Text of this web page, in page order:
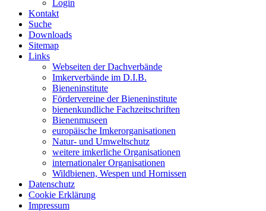
Login
Kontakt
Suche
Downloads
Sitemap
Links
Webseiten der Dachverbände
Imkerverbände im D.I.B.
Bieneninstitute
Fördervereine der Bieneninstitute
bienenkundliche Fachzeitschriften
Bienenmuseen
europäische Imkerorganisationen
Natur- und Umweltschutz
weitere imkerliche Organisationen
internationaler Organisationen
Wildbienen, Wespen und Hornissen
Datenschutz
Cookie Erklärung
Impressum